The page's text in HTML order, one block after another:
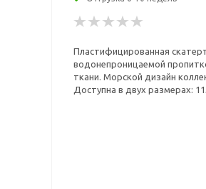
Пластифицированная
водонепроницаемой
ткани. Морской дизайн
Доступна в двух размерах: